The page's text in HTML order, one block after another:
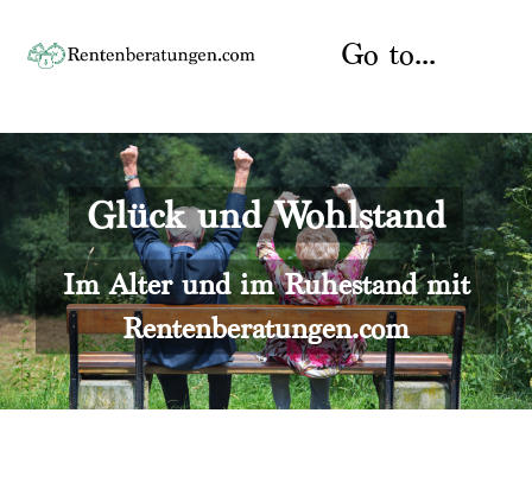
content
Go to...
Startseite
Rente
Rentenberater
Rentenversicherung
Versicherungsberatung
Über uns
Kontakt
Glück und Wohlstand
Im Alter und im Ruhestand mit
Rentenberatungen.com